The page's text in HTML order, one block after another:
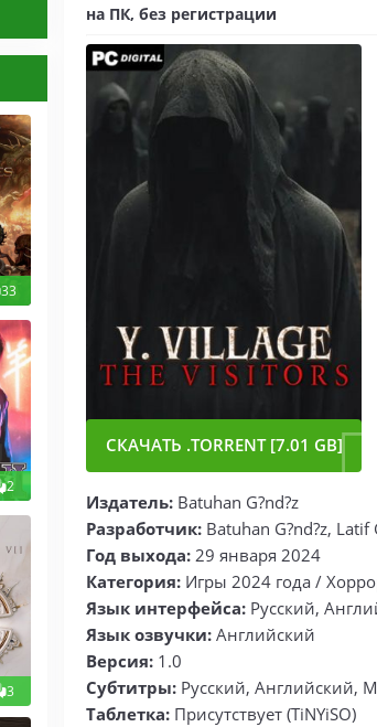
33
2
3
на ПК, без регистрации
СКАЧАТЬ .TORRENT [7.01 GB]
Издатель: Batuhan G?nd?z
Разработчик: Batuhan G?nd?z, Latif
Год выхода: 29 января 2024
Категория: Игры 2024 года /
Язык интерфейса: Русский,
Язык озвучки: Английский
Версия: 1.0
Субтитры: Русский, Английский,
Таблетка: Присутствует (TiNYiSO)